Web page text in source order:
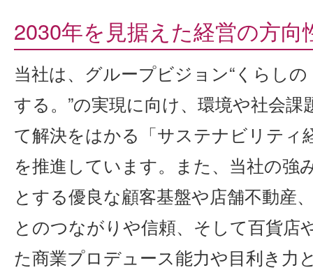
2030年を見据えた経営の方向
当社は、グループビジョン“くらし
する。”の実現に向け、環境や社会
て解決をはかる「サステナビリティ
を推進しています。また、当社の強
とする優良な顧客基盤や店舗不動産
とのつながりや信頼、そして百貨店
た商業プロデュース能力や目利き力